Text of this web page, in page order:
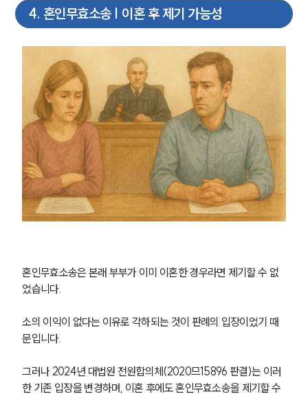
4. 혼인무효소송 | 이혼 후 제기 가능성
혼인무효소송은 본래 부부가 이미 이혼한 경우라면 제기할 수 없
었습니다.
소의 이익이 없다는 이유로 각하되는 것이 판례의 입장이었기 때
문입니다.
그러나 2024년 대법원 전원합의체(2020므15896 판결)는 이러
한 기존 입장을 변경하며, 이혼 후에도 혼인무효소송을 제기할 수